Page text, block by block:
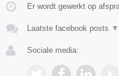
Er wordt gewerkt op
Laatste facebook posts ▼
Sociale media: